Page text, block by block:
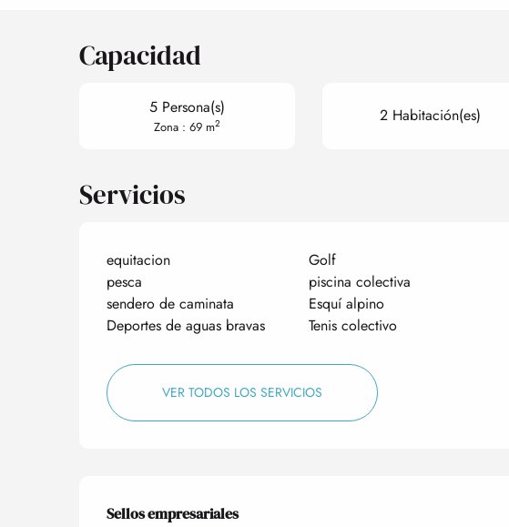
Capacidad
5 Persona(s)
Zona : 69 m2 2 Habitación(es)
Servicios
equitacion Golf
pesca
piscina colectiva
sendero de caminata
Esquí alpino
Deportes de aguas bravas
Tenis colectivo
VER TODOS LOS SERVICIOS
Oferta de prestaciones
Sellos empresariales
Sellos empresariales